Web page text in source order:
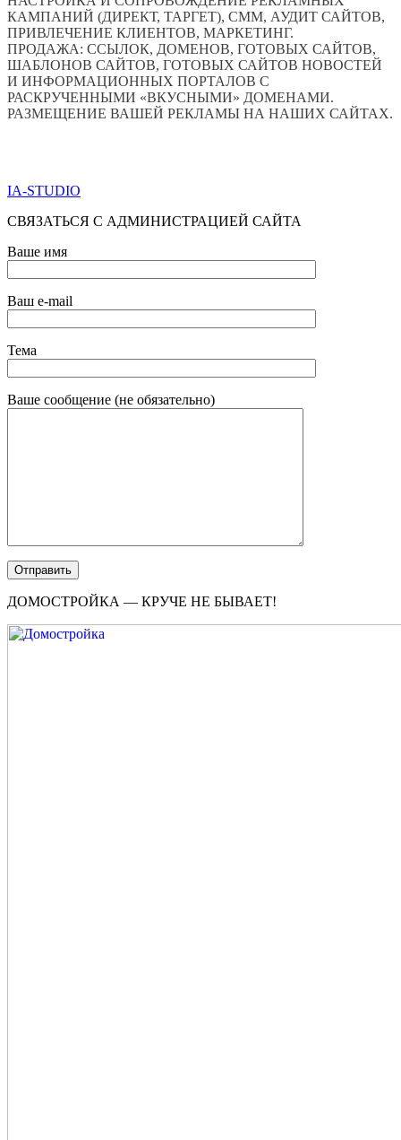
КАМПАНИЙ (ДИРЕКТ, ТАРГЕТ), СММ, АУДИТ САЙТОВ,
ПРИВЛЕЧЕНИЕ КЛИЕНТОВ, МАРКЕТИНГ.
ПРОДАЖА: ССЫЛОК, ДОМЕНОВ, ГОТОВЫХ САЙТОВ,
ШАБЛОНОВ САЙТОВ, ГОТОВЫХ САЙТОВ НОВОСТЕЙ
И ИНФОРМАЦИОННЫХ ПОРТАЛОВ С
РАСКРУЧЕННЫМИ «ВКУСНЫМИ» ДОМЕНАМИ.
РАЗМЕЩЕНИЕ ВАШЕЙ РЕКЛАМЫ НА НАШИХ САЙТАХ.
IA-STUDIO
СВЯЗАТЬСЯ С АДМИНИСТРАЦИЕЙ САЙТА
Ваше имя
Ваш e-mail
Тема
Ваше сообщение (не обязательно)
ДОМОСТРОЙКА — КРУЧЕ НЕ БЫВАЕТ!